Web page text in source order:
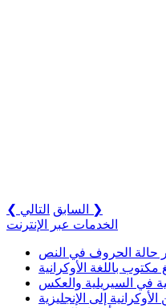
❮ السابق
التالي ❯
الخدمات عبر الإنترنت
حالة الحروف في النص
مكتوب باللغة الأوكرانية
في السيريلية والعكس
إلى الإنجليزية